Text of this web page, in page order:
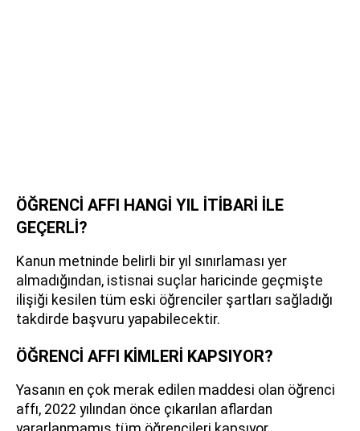
ÖĞRENCİ AFFI HANGİ YIL İTİBARİ İLE
GEÇERLİ?
Kanun metninde belirli bir yıl sınırlaması yer
almadığından, istisnai suçlar haricinde geçmişte
ilişiği kesilen tüm eski öğrenciler şartları sağladığı
takdirde başvuru yapabilecektir.
ÖĞRENCİ AFFI KİMLERİ KAPSIYOR?
Yasanın en çok merak edilen maddesi olan öğrenci
affı, 2022 yılından önce çıkarılan aflardan